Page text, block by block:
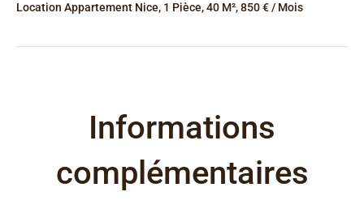
Location Appartement Nice, 1 Pièce, 40 M², 850 € / Mois
Informations
complémentaires